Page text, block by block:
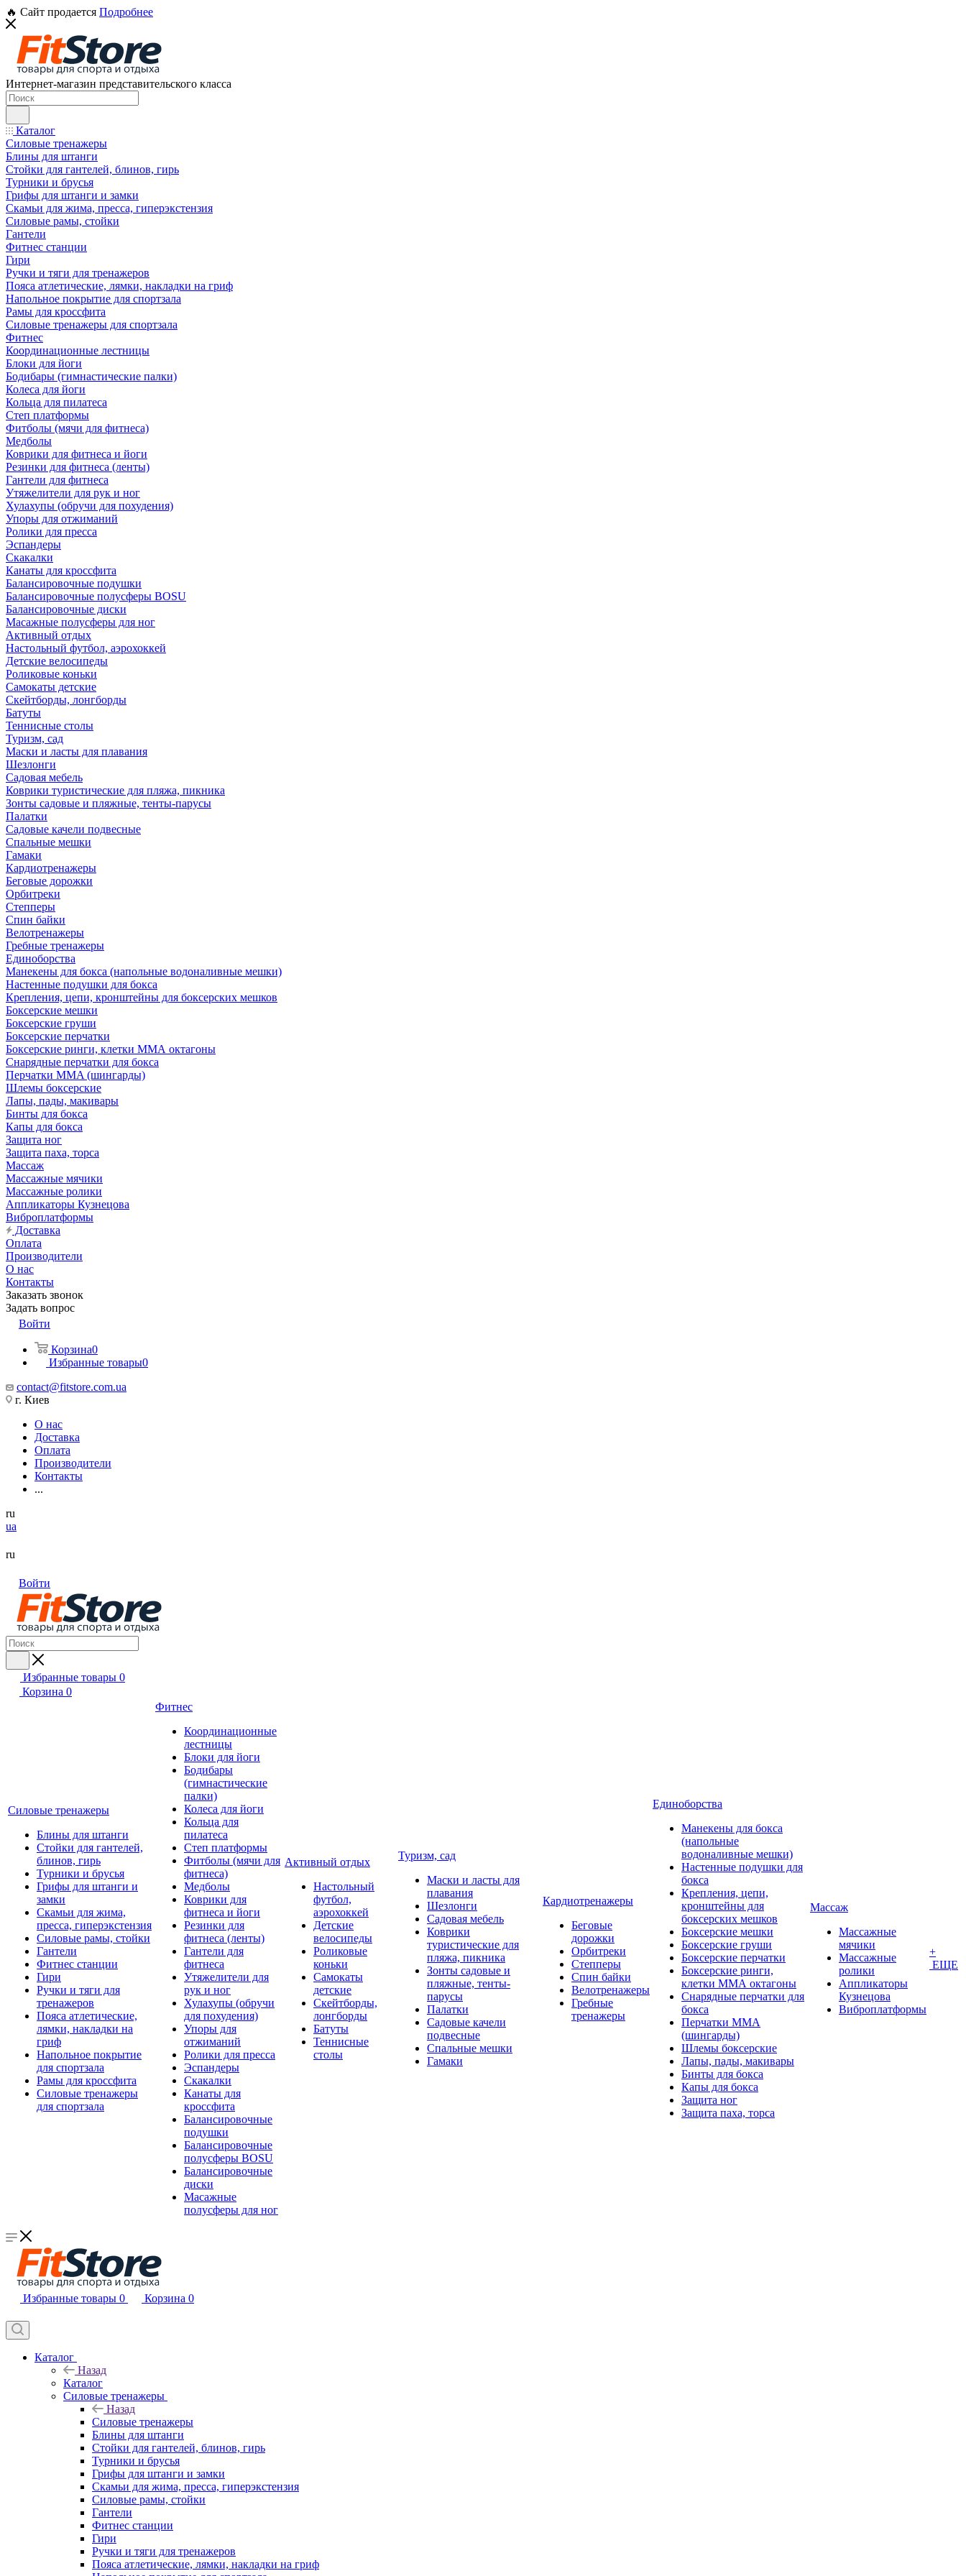
🔥 Сайт продается Подробнее
Интернет-магазин представительского класса
Каталог
Силовые тренажеры
Блины для штанги
Стойки для гантелей, блинов, гирь
Турники и брусья
Грифы для штанги и замки
Скамьи для жима, пресса, гиперэкстензия
Силовые рамы, стойки
Гантели
Фитнес станции
Гири
Ручки и тяги для тренажеров
Пояса атлетические, лямки, накладки на гриф
Напольное покрытие для спортзала
Рамы для кроссфита
Силовые тренажеры для спортзала
Фитнес
Координационные лестницы
Блоки для йоги
Бодибары (гимнастические палки)
Колеса для йоги
Кольца для пилатеса
Степ платформы
Фитболы (мячи для фитнеса)
Медболы
Коврики для фитнеса и йоги
Резинки для фитнеса (ленты)
Гантели для фитнеса
Утяжелители для рук и ног
Хулахупы (обручи для похудения)
Упоры для отжиманий
Ролики для пресса
Эспандеры
Скакалки
Канаты для кроссфита
Балансировочные подушки
Балансировочные полусферы BOSU
Балансировочные диски
Масажные полусферы для ног
Активный отдых
Настольный футбол, аэрохоккей
Детские велосипеды
Роликовые коньки
Самокаты детские
Скейтборды, лонгборды
Батуты
Теннисные столы
Туризм, сад
Маски и ласты для плавания
Шезлонги
Садовая мебель
Коврики туристические для пляжа, пикника
Зонты садовые и пляжные, тенты-парусы
Палатки
Садовые качели подвесные
Спальные мешки
Гамаки
Кардиотренажеры
Беговые дорожки
Орбитреки
Степперы
Спин байки
Велотренажеры
Гребные тренажеры
Единоборства
Манекены для бокса (напольные водоналивные мешки)
Настенные подушки для бокса
Крепления, цепи, кронштейны для боксерских мешков
Боксерские мешки
Боксерские груши
Боксерские перчатки
Боксерские ринги, клетки ММА октагоны
Снарядные перчатки для бокса
Перчатки MMA (шингарды)
Шлемы боксерские
Лапы, пады, макивары
Бинты для бокса
Капы для бокса
Защита ног
Защита паха, торса
Массаж
Массажные мячики
Массажные ролики
Аппликаторы Кузнецова
Виброплатформы
Доставка
Оплата
Производители
О нас
Контакты
Заказать звонок
Задать вопрос
Войти
Корзина0
Избранные товары0
contact@fitstore.com.ua
г. Киев
О нас
Доставка
Оплата
Производители
Контакты
...
ru
ua
ru
Войти
Избранные товары 0
Корзина 0
Силовые тренажеры
Блины для штанги
Стойки для гантелей,
блинов, гирь
Турники и брусья
Грифы для штанги и
замки
Скамьи для жима,
пресса, гиперэкстензия
Силовые рамы, стойки
Гантели
Фитнес станции
Гири
Ручки и тяги для
тренажеров
Пояса атлетические,
лямки, накладки на
гриф
Напольное покрытие
для спортзала
Рамы для кроссфита
Силовые тренажеры
для спортзала
Фитнес
Координационные
лестницы
Блоки для йоги
Бодибары
(гимнастические
палки)
Колеса для йоги
Кольца для
пилатеса
Степ платформы
Фитболы (мячи для
фитнеса)
Медболы
Коврики для
фитнеса и йоги
Резинки для
фитнеса (ленты)
Гантели для
фитнеса
Утяжелители для
рук и ног
Хулахупы (обручи
для похудения)
Упоры для
отжиманий
Ролики для пресса
Эспандеры
Скакалки
Канаты для
кроссфита
Балансировочные
подушки
Балансировочные
полусферы BOSU
Балансировочные
диски
Масажные
полусферы для ног
Активный отдых
Настольный
футбол,
аэрохоккей
Детские
велосипеды
Роликовые
коньки
Самокаты
детские
Скейтборды,
лонгборды
Батуты
Теннисные
столы
Туризм, сад
Маски и ласты для
плавания
Шезлонги
Садовая мебель
Коврики
туристические для
пляжа, пикника
Зонты садовые и
пляжные, тенты-
парусы
Палатки
Садовые качели
подвесные
Спальные мешки
Гамаки
Кардиотренажеры
Беговые
дорожки
Орбитреки
Степперы
Спин байки
Велотренажеры
Гребные
тренажеры
Единоборства
Манекены для бокса
(напольные
водоналивные мешки)
Настенные подушки для
бокса
Крепления, цепи,
кронштейны для
боксерских мешков
Боксерские мешки
Боксерские груши
Боксерские перчатки
Боксерские ринги,
клетки ММА октагоны
Снарядные перчатки для
бокса
Перчатки MMA
(шингарды)
Шлемы боксерские
Лапы, пады, макивары
Бинты для бокса
Капы для бокса
Защита ног
Защита паха, торса
Массаж
Массажные
мячики
Массажные
ролики
Аппликаторы
Кузнецова
Виброплатформы
+
ЕЩЕ
Избранные товары 0 Корзина 0
Каталог
Назад
Каталог
Силовые тренажеры
Назад
Силовые тренажеры
Блины для штанги
Стойки для гантелей, блинов, гирь
Турники и брусья
Грифы для штанги и замки
Скамьи для жима, пресса, гиперэкстензия
Силовые рамы, стойки
Гантели
Фитнес станции
Гири
Ручки и тяги для тренажеров
Пояса атлетические, лямки, накладки на гриф